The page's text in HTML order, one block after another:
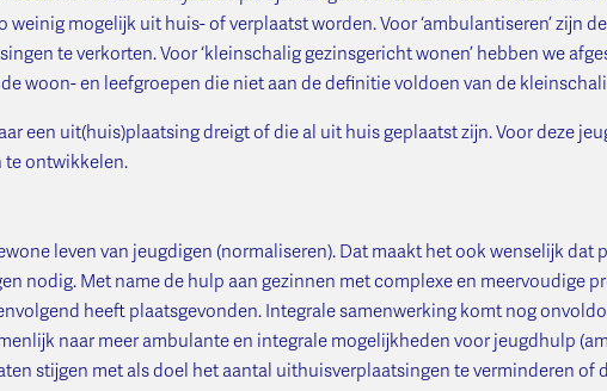
mogelijk uit huis- of verplaatst worden. Voor ‘ambulantiseren’ zijn
te verkorten. Voor ‘kleinschalig gezinsgericht wonen’ hebben we
woon- en leefgroepen die niet aan de definitie voldoen van de
een uit(huis)plaatsing dreigt of die al uit huis geplaatst zijn. Voor deze
te ontwikkelen.
leven van jeugdigen (normaliseren). Dat maakt het ook wenselijk
nodig. Met name de hulp aan gezinnen met complexe en meervoudige
heeft plaatsgevonden. Integrale samenwerking komt nog
naar meer ambulante en integrale mogelijkheden voor jeugdhulp
stijgen met als doel het aantal uithuisverplaatsingen te verminderen of